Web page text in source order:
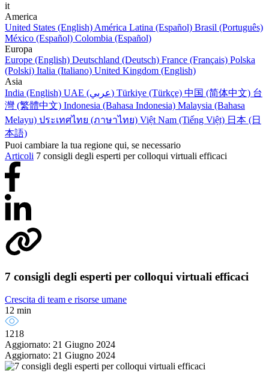
it
America
United States (English) América Latina (Español) Brasil (Português)
México (Español) Colombia (Español)
Europa
Europe (English) Deutschland (Deutsch) France (Français) Polska
(Polski) Italia (Italiano) United Kingdom (English)
Asia
India (English)
UAE (عربي) Türkiye (Türkçe) 中国 (简体中文) 台
灣 (繁體中文) Indonesia (Bahasa Indonesia) Malaysia (Bahasa
Melayu) ประเทศไทย (ภาษาไทย) Việt Nam (Tiếng Việt) 日本 (日
本語)
Puoi cambiare la tua regione qui, se necessario
Articoli 7 consigli degli esperti per colloqui virtuali efficaci
7 consigli degli esperti per colloqui virtuali efficaci
Crescita di team e risorse umane
12 min
1218
Aggiornato: 21 Giugno 2024
Aggiornato: 21 Giugno 2024